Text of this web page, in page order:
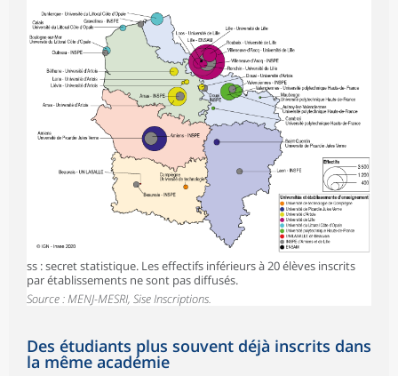
ss : secret statistique. Les effectifs inférieurs à 20 élèves inscrits
par établissements ne sont pas diffusés.
Source : MENJ-MESRI, Sise Inscriptions.
Des étudiants plus souvent déjà inscrits dans
la même académie